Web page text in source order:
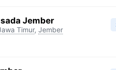
Jember
Timur, Jember